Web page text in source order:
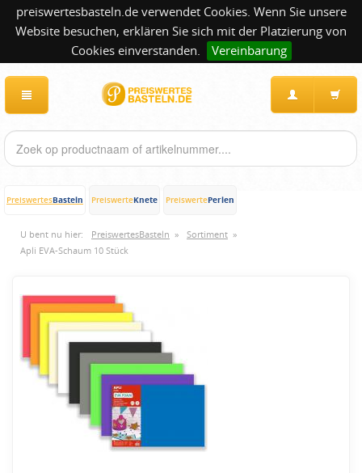
preiswertesbasteln.de verwendet Cookies. Wenn Sie unsere
Website besuchen, erklären Sie sich mit der Platzierung von
Cookies einverstanden.
Vereinbarung
PreiswertesBasteln PreiswerteKnete PreiswertePerlen
U bent nu hier: PreiswertesBasteln » Sortiment »
Apli EVA-Schaum 10 Stück